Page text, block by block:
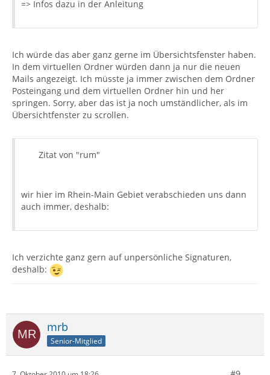
=> Infos dazu in der Anleitung
Ich würde das aber ganz gerne im Übersichtsfenster haben.
In dem virtuellen Ordner würden dann ja nur die neuen
Mails angezeigt. Ich müsste ja immer zwischen dem Ordner
Posteingang und dem virtuellen Ordner hin und her
springen. Sorry, aber das ist ja noch umständlicher, als im
Übersichtfenster zu scrollen.
Zitat von "rum"
wir hier im Rhein-Main Gebiet verabschieden uns dann
auch immer, deshalb:
Ich verzichte ganz gern auf unpersönliche Signaturen,
deshalb:
mrb
Senior-Mitglied